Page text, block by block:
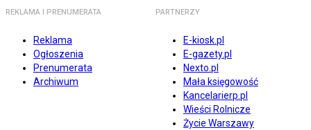
REKLAMA I PRENUMERATA
Reklama
Ogłoszenia
Prenumerata
Archiwum
PARTNERZY
E-kiosk.pl
E-gazety.pl
Nexto.pl
Mała księgowość
Kancelarierp.pl
Wieści Rolnicze
Życie Warszawy